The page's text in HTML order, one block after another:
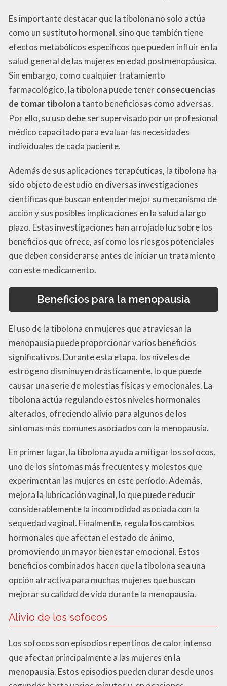
Es importante destacar que la tibolona no solo actúa
como un sustituto hormonal, sino que también tiene
efectos metabólicos específicos que pueden influir en la
salud general de las mujeres en edad postmenopáusica.
Sin embargo, como cualquier tratamiento
farmacológico, la tibolona puede tenerconsecuencias
de tomar tibolonatanto beneficiosas como adversas.
Por ello, su uso debe ser supervisado por un profesional
médico capacitado para evaluar las necesidades
individuales de cada paciente.
Además de sus aplicaciones terapéuticas, la tibolona ha
sido objeto de estudio en diversas investigaciones
científicas que buscan entender mejor su mecanismo de
acción y sus posibles implicaciones en la salud a largo
plazo. Estas investigaciones han arrojado luz sobre los
beneficios que ofrece, así como los riesgos potenciales
que deben considerarse antes de iniciar un tratamiento
con este medicamento.
Beneficios para la menopausia
El uso de la tibolona en mujeres que atraviesan la
menopausia puede proporcionar varios beneficios
significativos. Durante esta etapa, los niveles de
estrógeno disminuyen drásticamente, lo que puede
causar una serie de molestias físicas y emocionales. La
tibolona actúa regulando estos niveles hormonales
alterados, ofreciendo alivio para algunos de los
síntomas más comunes asociados con la menopausia.
En primer lugar, la tibolona ayuda a mitigar los sofocos,
uno de los síntomas más frecuentes y molestos que
experimentan las mujeres en este período. Además,
mejora la lubricación vaginal, lo que puede reducir
considerablemente la incomodidad asociada con la
sequedad vaginal. Finalmente, regula los cambios
hormonales que afectan el estado de ánimo,
promoviendo un mayor bienestar emocional. Estos
beneficios combinados hacen que la tibolona sea una
opción atractiva para muchas mujeres que buscan
mejorar su calidad de vida durante la menopausia.
Alivio de los sofocos
Los sofocos son episodios repentinos de calor intenso
que afectan principalmente a las mujeres en la
menopausia. Estos episodios pueden durar desde unos